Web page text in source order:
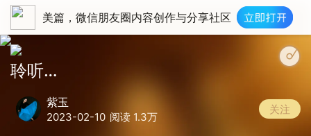
美篇，微信朋友圈内容创作与分享社区
聆听…
紫玉
2023-02-10 阅读 1.3万
关注